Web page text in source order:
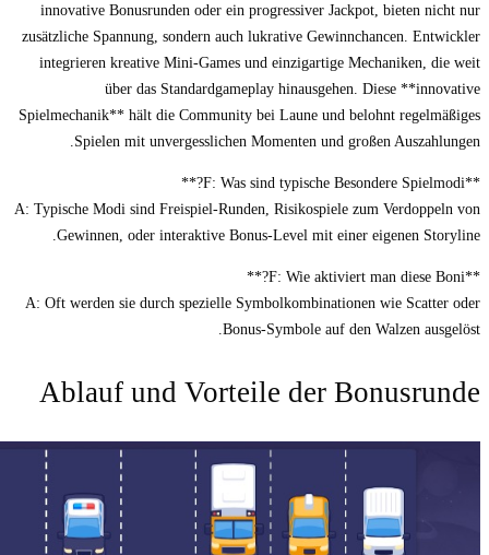
innovative Bonusrunden oder ein
zusätzliche Spannung, sondern auch
integrieren kreative Mini-Games und
über das Standardgameplay
Spielmechanik** hält die Community bei
Spielen mit unvergesslichen
A: Typische Modi sind Freispiel-Runden,
Gewinnen, oder interaktive Bonus-
A: Oft werden sie durch spezielle
Bonus-
Ablauf und Vorteile